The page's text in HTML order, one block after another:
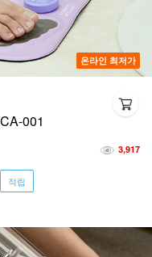
온라인 최저가
001
3,917
적립